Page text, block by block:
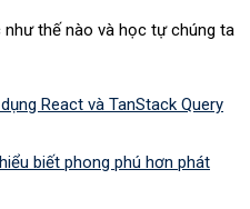
thế nào và học tự chúng ta
React và TanStack Query
biết phong phú hơn phát